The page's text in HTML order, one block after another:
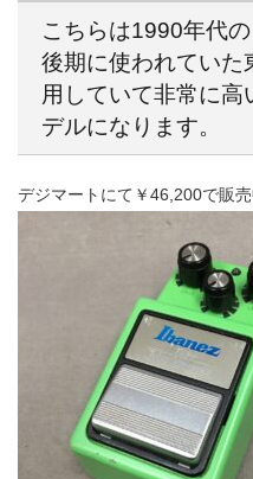
こちらは1990年代
後期に使われてい
用していて非常に
デルになります。
デジマートにて￥46,200で販売